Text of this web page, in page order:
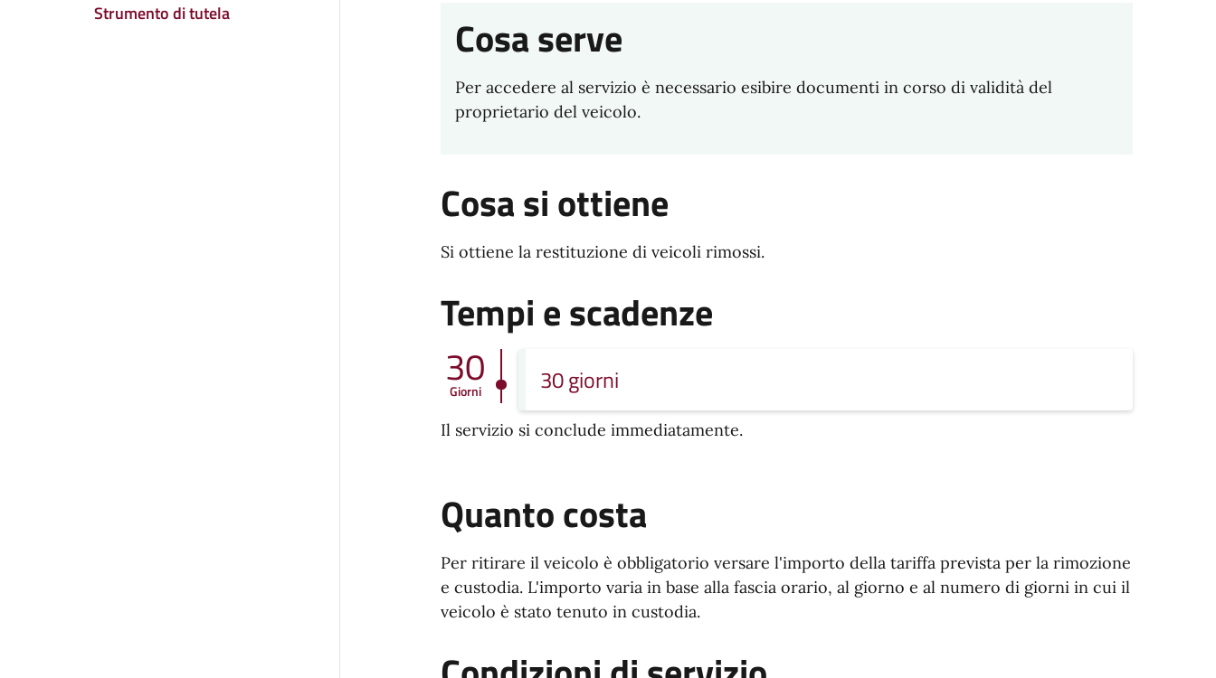
Strumento di tutela
Cosa serve
Per accedere al servizio è necessario esibire documenti in corso di validità del
proprietario del veicolo.
Cosa si ottiene
Si ottiene la restituzione di veicoli rimossi.
Tempi e scadenze
30
Giorni 30 giorni
Il servizio si conclude immediatamente.
Quanto costa
Per ritirare il veicolo è obbligatorio versare l'importo della tariffa prevista per la rimozione
e custodia. L'importo varia in base alla fascia orario, al giorno e al numero di giorni in cui il
veicolo è stato tenuto in custodia.